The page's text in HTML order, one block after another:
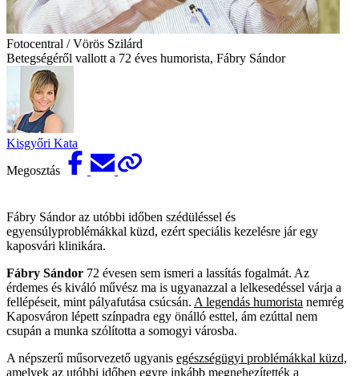
Fotocentral / Vörös Szilárd
Betegségéről vallott a 72 éves humorista, Fábry Sándor
Kisgyőri Kata
Megosztás
Fábry Sándor az utóbbi időben szédüléssel és
egyensúlyproblémákkal küzd, ezért speciális kezelésre jár egy
kaposvári klinikára.
Fábry Sándor 72 évesen sem ismeri a lassítás fogalmát. Az
érdemes és kiváló művész ma is ugyanazzal a lelkesedéssel várja a
fellépéseit, mint pályafutása csúcsán. A legendás humorista nemrég
Kaposváron lépett színpadra egy önálló esttel, ám ezúttal nem
csupán a munka szólította a somogyi városba.
A népszerű műsorvezető ugyanis egészségügyi problémákkal küzd,
amelyek az utóbbi időben egyre inkább megnehezítették a